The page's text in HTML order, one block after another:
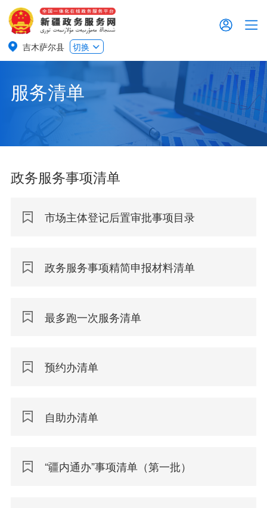
吉木萨尔县 切换
服务清单
政务服务事项清单
市场主体登记后置审批事项目录
政务服务事项精简申报材料清单
最多跑一次服务清单
预约办清单
自助办清单
“疆内通办”事项清单（第一批）